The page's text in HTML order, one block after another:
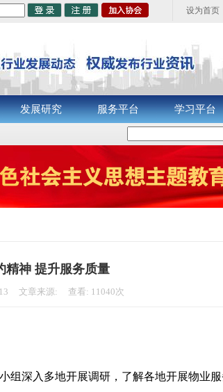
设为首页
发展研究 服务平台 学习平台
精神 提升服务质量
13 文章来源: 查看: 11040次
组深入多地开展调研，了解各地开展物业